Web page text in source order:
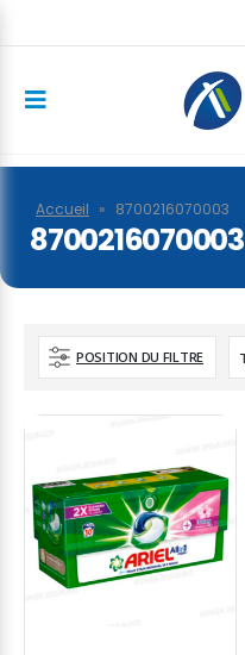
Accueil » 8700216070003
8700216070003
POSITION DU FILTRE